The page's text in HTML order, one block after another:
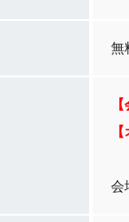
無
会